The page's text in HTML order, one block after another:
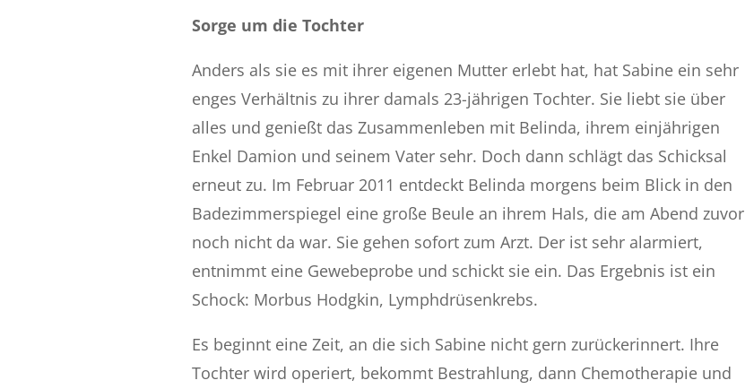
Sorge um die Tochter
Anders als sie es mit ihrer eigenen Mutter erlebt hat, hat Sabine ein sehr
enges Verhältnis zu ihrer damals 23-jährigen Tochter. Sie liebt sie über
alles und genießt das Zusammenleben mit Belinda, ihrem einjährigen
Enkel Damion und seinem Vater sehr. Doch dann schlägt das Schicksal
erneut zu. Im Februar 2011 entdeckt Belinda morgens beim Blick in den
Badezimmerspiegel eine große Beule an ihrem Hals, die am Abend zuvor
noch nicht da war. Sie gehen sofort zum Arzt. Der ist sehr alarmiert,
entnimmt eine Gewebeprobe und schickt sie ein. Das Ergebnis ist ein
Schock: Morbus Hodgkin, Lymphdrüsenkrebs.
Es beginnt eine Zeit, an die sich Sabine nicht gern zurückerinnert. Ihre
Tochter wird operiert, bekommt Bestrahlung, dann Chemotherapie und